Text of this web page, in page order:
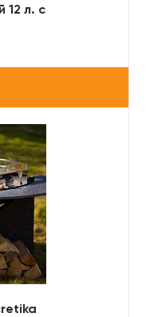
12 л. с